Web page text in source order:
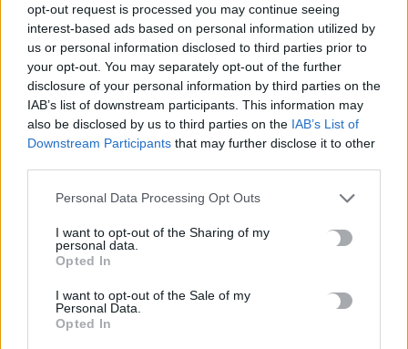
opt-out request is processed you may continue seeing
interest-based ads based on personal information utilized by
us or personal information disclosed to third parties prior to
your opt-out. You may separately opt-out of the further
disclosure of your personal information by third parties on the
IAB’s list of downstream participants. This information may
also be disclosed by us to third parties on the IAB’s List of
Downstream Participants that may further disclose it to other
Personal Data Processing Opt Outs
I want to opt-out of the Sharing of my
personal data.
Opted In
I want to opt-out of the Sale of my
Personal Data.
Opted In
LIFESTYLE
Παντρεύτηκε ο Θανάσης Αντετοκούνμπο
Αντετοκούνμπο και η σύντροφός του Κάτια. Το ζευγάρι
επισφράγισε…